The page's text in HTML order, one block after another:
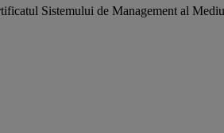
Sistemului de Management al